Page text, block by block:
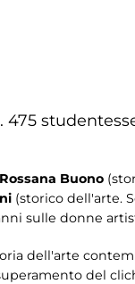
Rossana Buono
(storico dell'arte.
sulle donne
dell'arte
del